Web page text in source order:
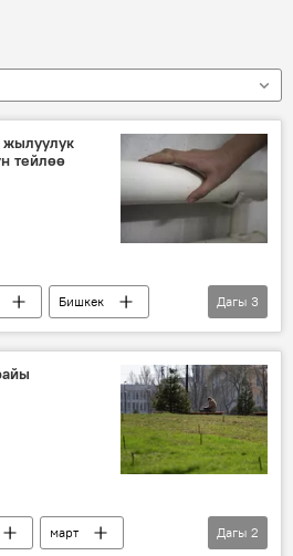
жылуулук
тейлөө
Бишкек
тариф
Дагы 3
март
Дагы 2